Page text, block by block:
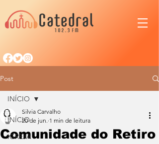
Post
INÍCIO
IGREJA
INÍCIO
Comunidade do Retiro
Silvia Carvalho
20 de jun. 1 min de leitura